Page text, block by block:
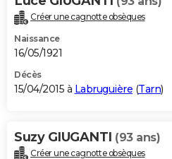
Créer une cagnotte obsèques
Naissance
16/05/1921
Décès
15/04/2015 à Labruguière (Tarn)
Suzy GIUGANTI (93 ans)
Créer une cagnotte obsèques